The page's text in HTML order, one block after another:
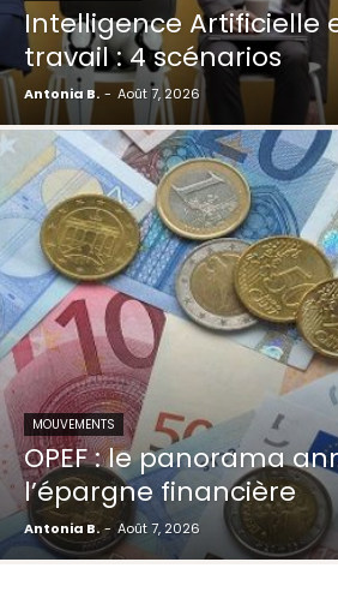
Intelligence Artificielle
travail : 4 scénarios
Antonia B. - Août 7, 2026
MOUVEMENTS
OPEF : le panorama
l’épargne financière
Antonia B. - Août 7, 2026